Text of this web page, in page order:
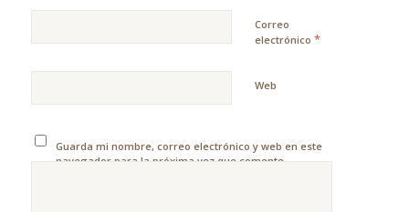
Correo
electrónico *
Web
Guarda mi nombre, correo electrónico y web en este
navegador para la próxima vez que comente.